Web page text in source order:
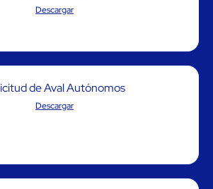
Descargar
de Aval Autónomos
Descargar